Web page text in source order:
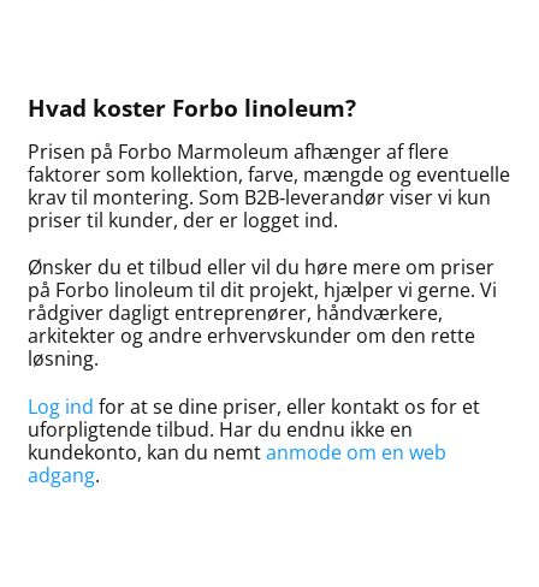
Hvad koster Forbo linoleum?
Prisen på Forbo Marmoleum afhænger af flere
faktorer som kollektion, farve, mængde og eventuelle
krav til montering. Som B2B‑leverandør viser vi kun
priser til kunder, der er logget ind.
Ønsker du et tilbud eller vil du høre mere om priser
på Forbo linoleum til dit projekt, hjælper vi gerne. Vi
rådgiver dagligt entreprenører, håndværkere,
arkitekter og andre erhvervskunder om den rette
løsning.
Log ind for at se dine priser, eller kontakt os for et
uforpligtende tilbud. Har du endnu ikke en
kundekonto, kan du nemtanmode om en web
adgang.